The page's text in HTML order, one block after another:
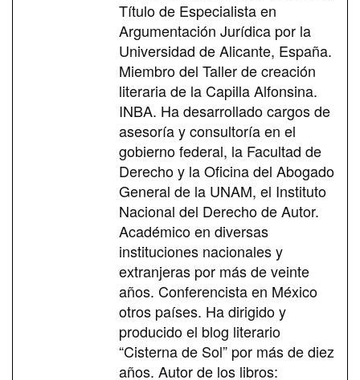
Título de Especialista en
Argumentación Jurídica por la
Universidad de Alicante, España.
Miembro del Taller de creación
literaria de la Capilla Alfonsina.
INBA. Ha desarrollado cargos de
asesoría y consultoría en el
gobierno federal, la Facultad de
Derecho y la Oficina del Abogado
General de la UNAM, el Instituto
Nacional del Derecho de Autor.
Académico en diversas
instituciones nacionales y
extranjeras por más de veinte
años. Conferencista en México
otros países. Ha dirigido y
producido el blog literario
“Cisterna de Sol” por más de diez
años. Autor de los libros: